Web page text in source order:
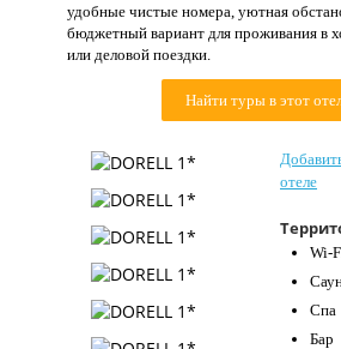
Как купить
удобные чистые номера, уютная
бюджетный вариант для проживания в
или деловой поездки.
Найти туры в этот
отеле
Wi-
Спа
Бар